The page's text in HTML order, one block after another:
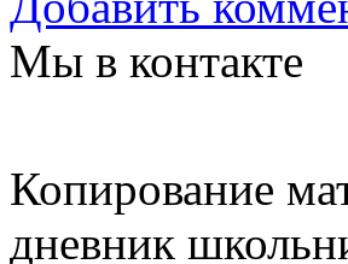
Мы в контакте
Копирование
дневник